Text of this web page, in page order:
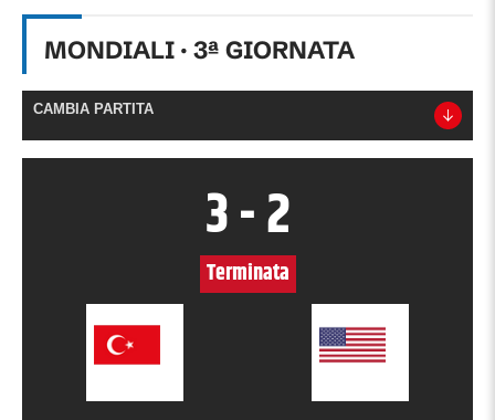
MONDIALI · 3ª GIORNATA
CAMBIA PARTITA
3-2
Terminata